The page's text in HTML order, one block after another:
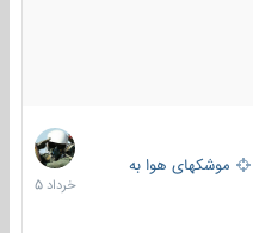
موشکهای هوا به سطح
30
خرداد
1405